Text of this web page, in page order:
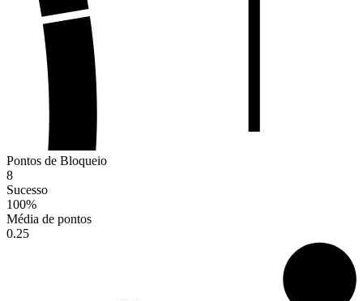
Pontos de Bloqueio
8
Sucesso
100%
Média de pontos
0.25